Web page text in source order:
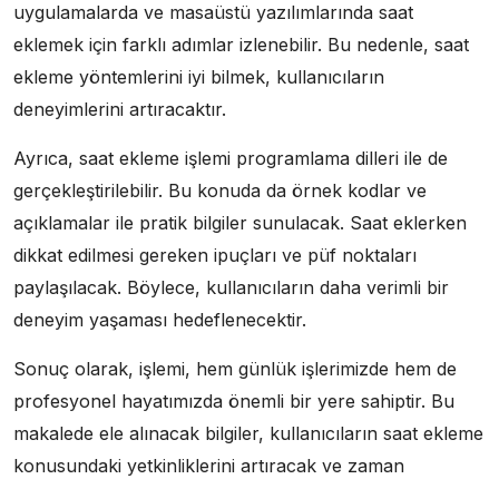
uygulamalarda ve masaüstü yazılımlarında saat
eklemek için farklı adımlar izlenebilir. Bu nedenle, saat
ekleme yöntemlerini iyi bilmek, kullanıcıların
deneyimlerini artıracaktır.
Ayrıca, saat ekleme işlemi programlama dilleri ile de
gerçekleştirilebilir. Bu konuda da örnek kodlar ve
açıklamalar ile pratik bilgiler sunulacak. Saat eklerken
dikkat edilmesi gereken ipuçları ve püf noktaları
paylaşılacak. Böylece, kullanıcıların daha verimli bir
deneyim yaşaması hedeflenecektir.
Sonuç olarak, işlemi, hem günlük işlerimizde hem de
profesyonel hayatımızda önemli bir yere sahiptir. Bu
makalede ele alınacak bilgiler, kullanıcıların saat ekleme
konusundaki yetkinliklerini artıracak ve zaman